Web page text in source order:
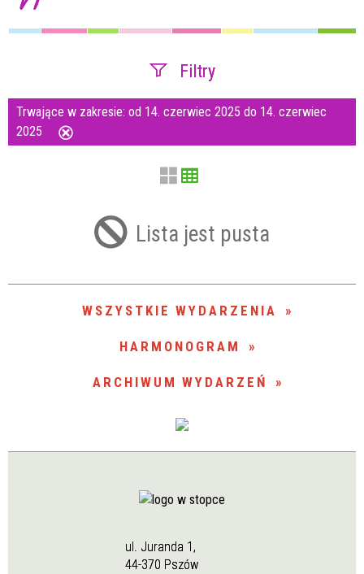
Filtry
Szukana fraza
Trwające w zakresie
—
Trwające w zakresie: od 14. czerwiec 2025 do 14. czerwiec
2025
Lista jest pusta
WSZYSTKIE WYDARZENIA
HARMONOGRAM
ARCHIWUM WYDARZEŃ
ul. Juranda 1,
44-370 Pszów